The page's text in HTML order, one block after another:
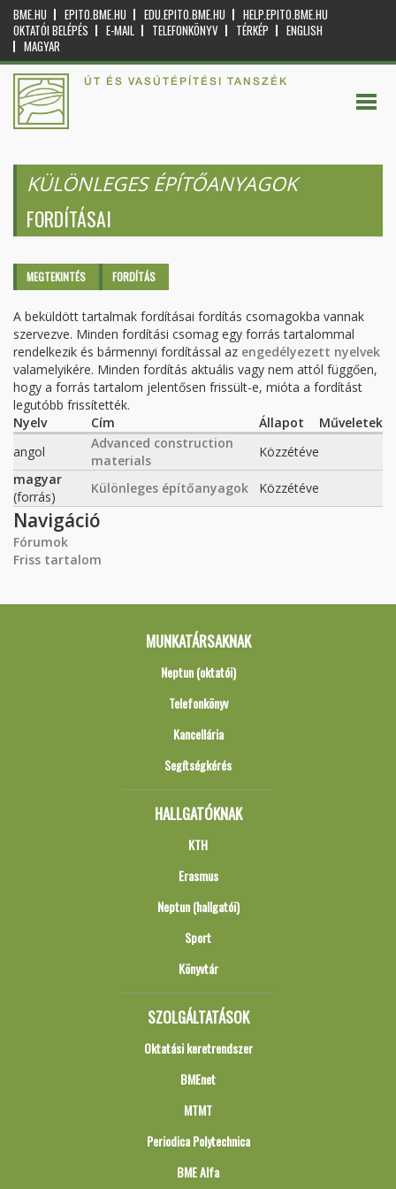
BME.HU EPITO.BME.HU EDU.EPITO.BME.HU
HELP.EPITO.BME.HU
OKTATÓI BELÉPÉS
E-MAIL TELEFONKÖNYV TÉRKÉP
ENGLISH
MAGYAR
ÚT ÉS VASÚTÉPÍTÉSI TANSZÉK
KÜLÖNLEGES ÉPÍTŐANYAGOK
FORDÍTÁSAI
Elsődleges fülek
MEGTEKINTÉS FORDÍTÁS
A beküldött tartalmak fordításai fordítás csomagokba vannak
szervezve. Minden fordítási csomag egy forrás tartalommal
rendelkezik és bármennyi fordítással az engedélyezett nyelvek
valamelyikére. Minden fordítás aktuális vagy nem attól függően,
hogy a forrás tartalom jelentősen frissült-e, mióta a fordítást
legutóbb frissítették.
Nyelv
Cím Állapot
Műveletek
angol
Advanced construction
materials
Közzétéve
magyar
(forrás)
Különleges építőanyagok Közzétéve
Navigáció
Fórumok
Friss tartalom
MUNKATÁRSAKNAK
Neptun (oktatói)
Telefonkönyv
Kancellária
Segítségkérés
HALLGATÓKNAK
KTH
Erasmus
Neptun (hallgatói)
Sport
Könyvtár
SZOLGÁLTATÁSOK
Oktatási keretrendszer
BMEnet
MTMT
Periodica Polytechnica
BME Alfa